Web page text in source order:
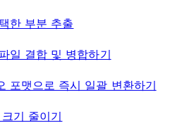
한 부분 추출
일 결합 및 병합하기
포맷으로 즉시 일괄 변환하기
기 줄이기